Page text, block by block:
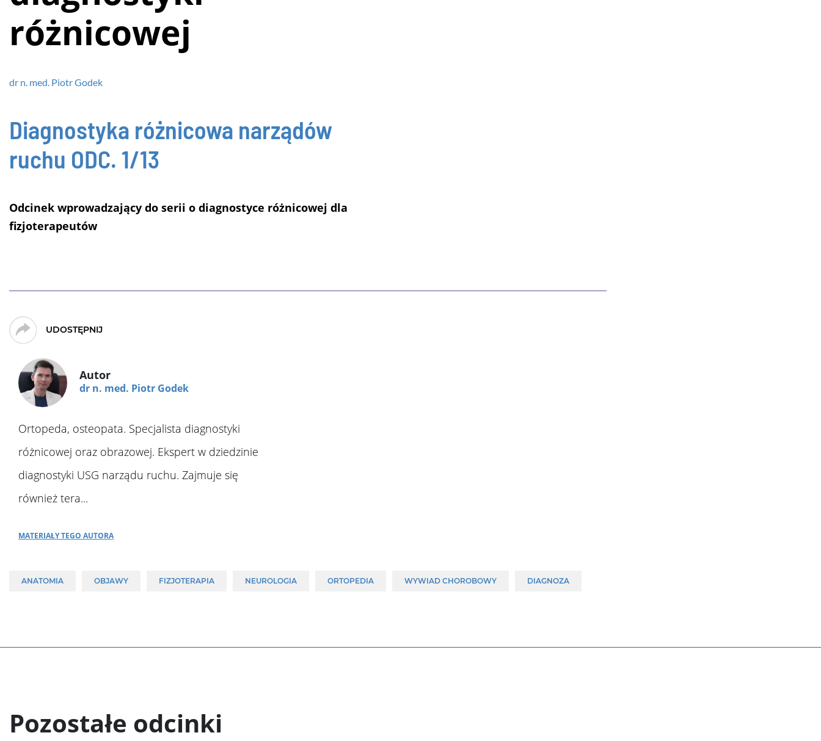
różnicowej
dr n. med. Piotr Godek
Diagnostyka różnicowa narządów
ruchu ODC. 1/13
Odcinek wprowadzający do serii o diagnostyce różnicowej dla
fizjoterapeutów
UDOSTĘPNIJ
Autor
dr n. med. Piotr Godek
Ortopeda, osteopata. Specjalista diagnostyki
różnicowej oraz obrazowej. Ekspert w dziedzinie
diagnostyki USG narządu ruchu. Zajmuje się
również tera...
Materiały tego autora
ANATOMIA OBJAWY FIZJOTERAPIA NEUROLOGIA ORTOPEDIA WYWIAD CHOROBOWY DIAGNOZA
Pozostałe odcinki